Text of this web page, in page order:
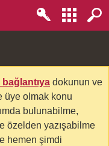
bağlantıya dokunun ve
üye olmak konu
bulunabilme,
özelden yazışabilme
hemen şimdi